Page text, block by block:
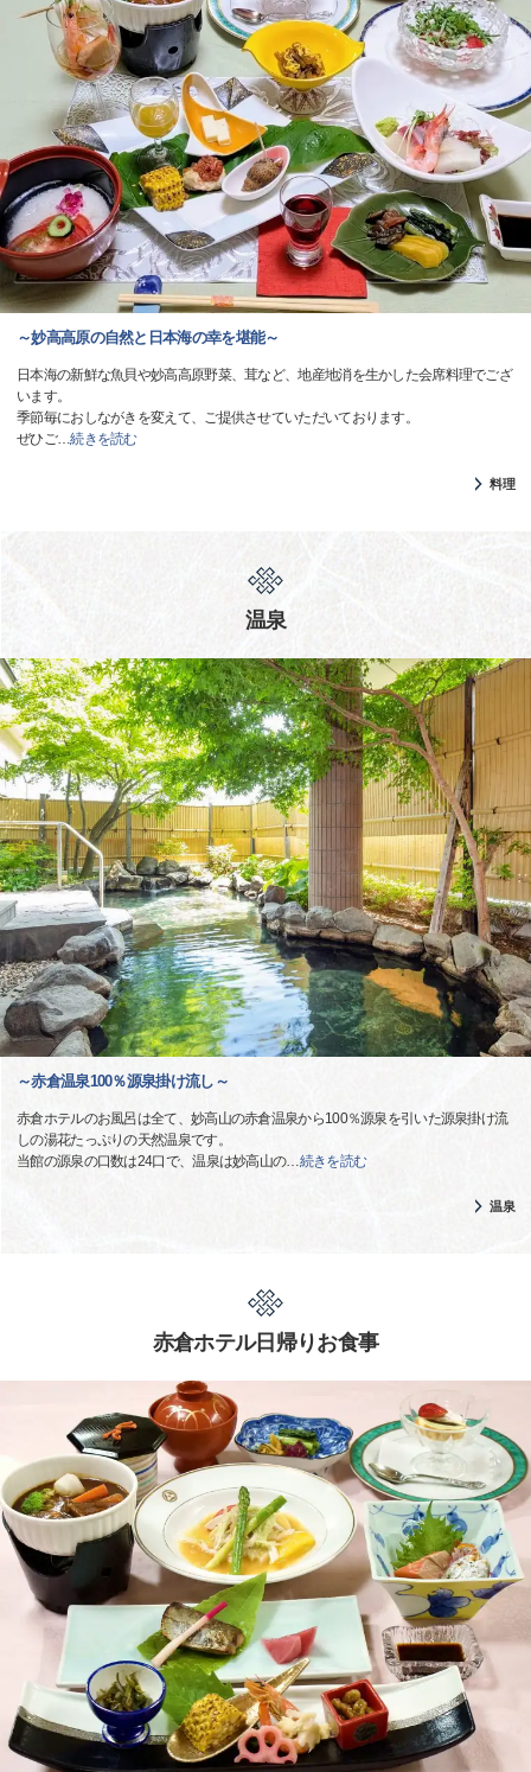
～妙高高原の自然と日本海の幸を堪能～
日本海の新鮮な魚貝や妙高高原野菜、茸など、地産地消を生かした会席料理でござ
います。
季節毎におしながきを変えて、ご提供させていただいております。
ぜひご…続きを読む
料理
温泉
～赤倉温泉100％源泉掛け流し～
赤倉ホテルのお風呂は全て、妙高山の赤倉温泉から100％源泉を引いた源泉掛け流
しの湯花たっぷりの天然温泉です。
当館の源泉の口数は24口で、温泉は妙高山の…続きを読む
温泉
赤倉ホテル日帰りお食事